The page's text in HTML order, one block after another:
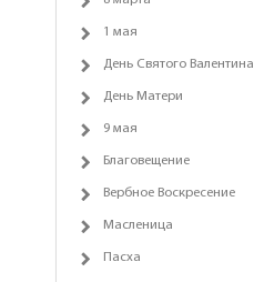
1 мая
День Святого Валентина
День Матери
9 мая
Благовещение
Вербное Воскресение
Масленица
Пасха